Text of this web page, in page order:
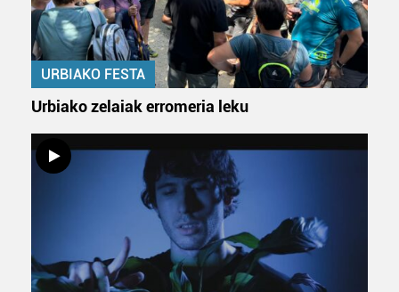
URBIAKO FESTA
Urbiako zelaiak erromeria leku